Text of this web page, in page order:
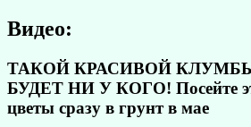
Видео:
ТАКОЙ КРАСИВОЙ
БУДЕТ НИ У КОГО! Посейте
цветы сразу в грунт в мае